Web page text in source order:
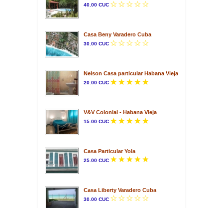
40.00 CUC
Casa Beny Varadero Cuba
30.00 CUC
Nelson Casa particular Habana Vieja
20.00 CUC
V&V Colonial - Habana Vieja
15.00 CUC
Casa Particular Yola
25.00 CUC
Casa Liberty Varadero Cuba
30.00 CUC